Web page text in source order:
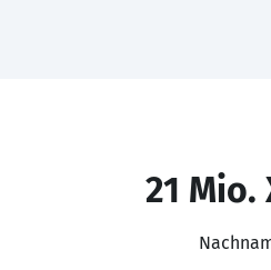
21 Mio.